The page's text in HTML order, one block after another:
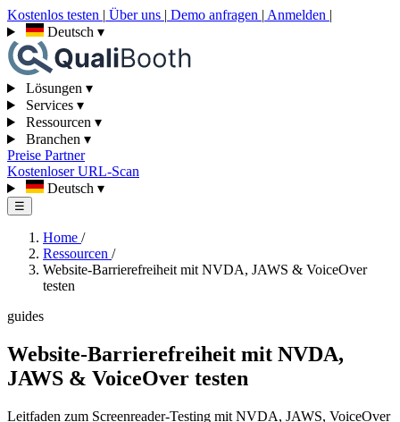
Kostenlos testen | Über uns | Demo anfragen | Anmelden |
Deutsch ▾
Lösungen ▾
Services ▾
Ressourcen ▾
Branchen ▾
Preise Partner
Kostenloser URL-Scan
Deutsch ▾
☰
Home /
Ressourcen /
Website-Barrierefreiheit mit NVDA, JAWS & VoiceOver
testen
guides
Website-Barrierefreiheit mit NVDA,
JAWS & VoiceOver testen
Leitfaden zum Screenreader-Testing mit NVDA, JAWS, VoiceOver